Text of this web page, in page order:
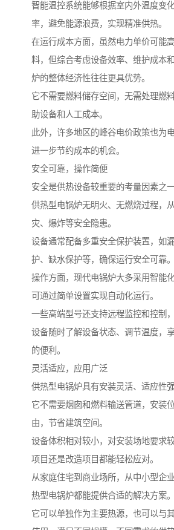
智能温控系统能够根据室内外温度变
率，避免能源浪费，实现精准供热。
在运行成本方面，虽然电力单价可能
料，但综合考虑设备效率、维护成本
炉的整体经济性往往更具优势。
它不需要燃料储存空间，无需处理燃
助设备和人工成本。
此外，许多地区的峰谷电价政策也为
进一步节约成本的机会。
安全可靠，操作简便
安全是供热设备较重要的考量因素之一
供热型电锅炉无明火、无燃烧过程，
灾、爆炸等安全隐患。
设备通常配备多重安全保护装置，如
护、缺水保护等，确保运行安全可靠。
操作方面，现代电锅炉大多采用智能
可通过简单设置实现自动化运行。
一些高端型号还支持远程监控和控制
设备随时了解设备状态、调节温度，
的便利。
灵活适应，应用广泛
供热型电锅炉具有安装灵活、适应性强
它不需要烟囱和燃料输送管道，安装
由，节省建筑空间。
设备体积相对较小，对安装场地要求
项目还是改造项目都能轻松应对。
从家庭住宅到商业场所，从中小型企
热型电锅炉都能提供合适的解决方案。
它可以单独作为主要热源，也可以与